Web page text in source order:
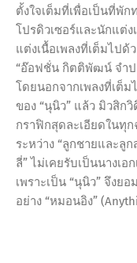
ตั้งใจเต็มที่เพื่อเป็นที่พั
โปรดิวเซอร์และนักแต่ง
แต่งเนื้อเพลงที่เต็มไป
“อ๊อฟชั่น กิตติพัฒน์ จำป
โดยนอกจากเพลงที่เต็
ของ “นุนิว” แล้ว มิวสิก
กราฟิกสุดละเอียดในทุ
ระหว่าง “ลูกชายและลู
ลี่” ไม่เคยรับเป็นนางเ
เพราะเป็น “นุนิว” จึงย
อย่าง “หมอนอิง”